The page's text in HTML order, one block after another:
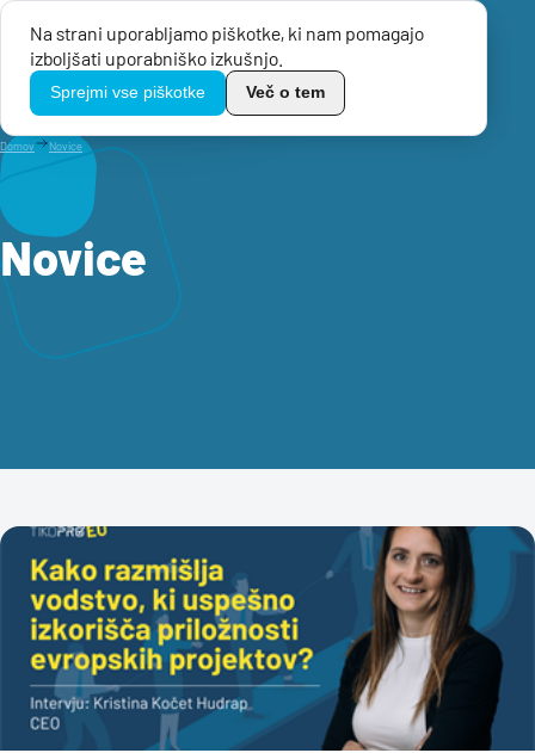
Na strani uporabljamo piškotke, ki nam pomagajo
izboljšati uporabniško izkušnjo.
Sprejmi vse piškotke Več o tem
TikoPro
Menu
Domov Novice
Novice